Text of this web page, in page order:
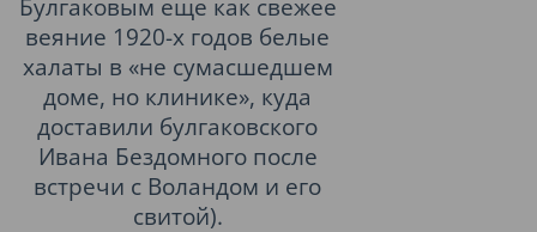
Булгаковым еще как свежее
веяние 1920-х годов белые
халаты в «не сумасшедшем
доме, но клинике», куда
доставили булгаковского
Ивана Бездомного после
встречи с Воландом и его
свитой).